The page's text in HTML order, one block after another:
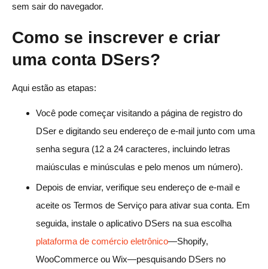
sem sair do navegador.
Como se inscrever e criar
uma conta DSers?
Aqui estão as etapas:
Você pode começar visitando a página de registro do
DSer e digitando seu endereço de e-mail junto com uma
senha segura (12 a 24 caracteres, incluindo letras
maiúsculas e minúsculas e pelo menos um número).
Depois de enviar, verifique seu endereço de e-mail e
aceite os Termos de Serviço para ativar sua conta. Em
seguida, instale o aplicativo DSers na sua escolha
plataforma de comércio eletrônico—Shopify,
WooCommerce ou Wix—pesquisando DSers no